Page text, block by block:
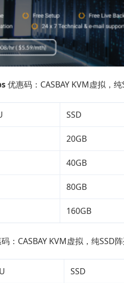
优惠码：CASBAY KVM虚拟，
SSD
20GB
40GB
80GB
160GB
：CASBAY KVM虚拟，纯SSD
SSD